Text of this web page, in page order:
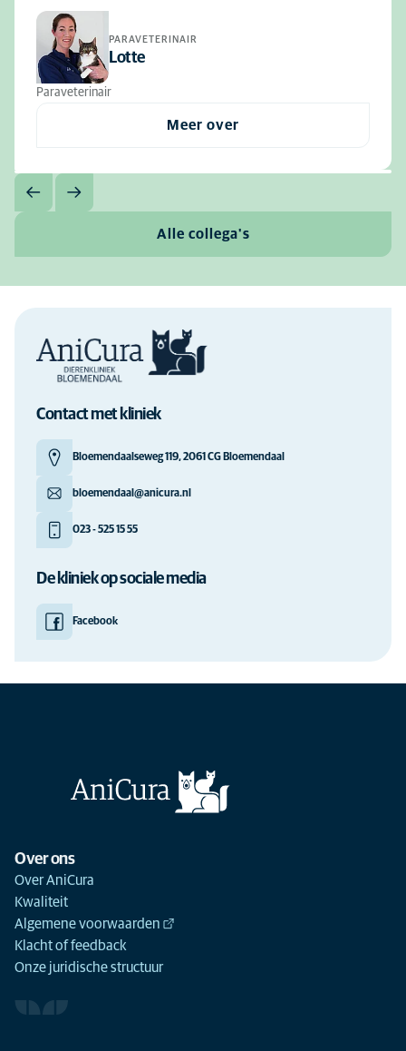
PARAVETERINAIR
Lotte
Paraveterinair
Meer over
Alle collega's
Contact met kliniek
Bloemendaalseweg 119, 2061 CG Bloemendaal
bloemendaal@anicura.nl
023 - 525 15 55
De kliniek op sociale media
Facebook
Over ons
Over AniCura
Kwaliteit
Algemene voorwaarden
Klacht of feedback
Onze juridische structuur